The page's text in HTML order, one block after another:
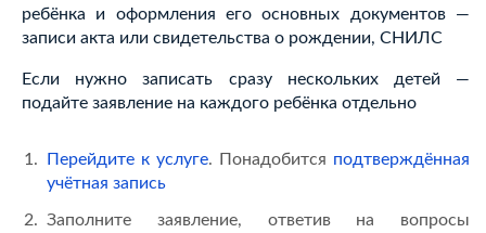
ребёнка и оформления его основных документов —
записи акта или свидетельства о рождении, СНИЛС
Если нужно записать сразу нескольких детей —
подайте заявление на каждого ребёнка отдельно
Перейдите к услуге. Понадобится подтверждённая
учётная запись
Заполните заявление, ответив на вопросы